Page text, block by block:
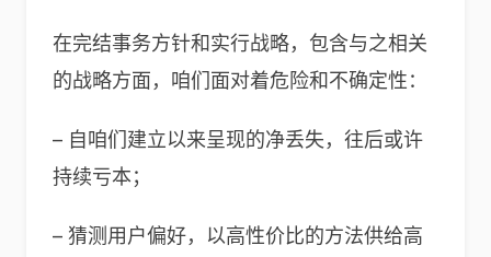
在完结事务方针和实行战略，包含与之相关
的战略方面，咱们面对着危险和不确定性：
– 自咱们建立以来呈现的净丢失，往后或许
持续亏本；
– 猜测用户偏好，以高性价比的方法供给高